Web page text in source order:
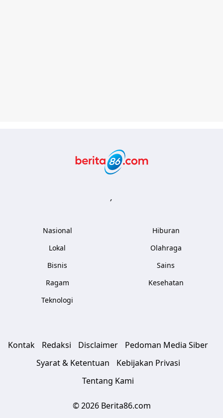
,
Nasional
Lokal
Bisnis
Ragam
Teknologi
Hiburan
Olahraga
Sains
Kesehatan
Kontak Redaksi Disclaimer
Pedoman Media Siber
Syarat & Ketentuan
Kebijakan Privasi
Tentang Kami
© 2026 Berita86.com